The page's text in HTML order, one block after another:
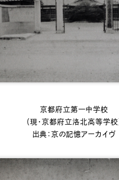
京都府立第一中学校
（現・京都府立洛北高等学校
出典：京の記憶アーカイヴ